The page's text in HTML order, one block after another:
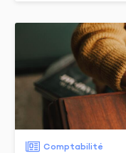
Comptabilité